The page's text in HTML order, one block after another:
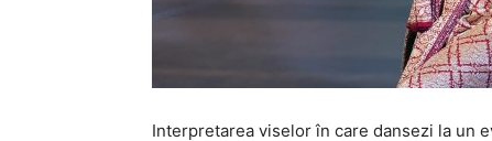
Interpretarea viselor în care dansezi la un